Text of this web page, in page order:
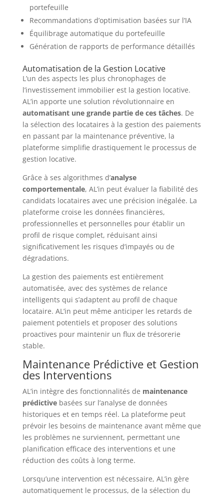
portefeuille
Recommandations d’optimisation basées sur l’IA
Équilibrage automatique du portefeuille
Génération de rapports de performance détaillés
Automatisation de la Gestion Locative
L’un des aspects les plus chronophages de
l’investissement immobilier est la gestion locative.
AL’in apporte une solution révolutionnaire en
automatisant une grande partie de ces tâches. De
la sélection des locataires à la gestion des paiements
en passant par la maintenance préventive, la
plateforme simplifie drastiquement le processus de
gestion locative.
Grâce à ses algorithmes d’analyse
comportementale, AL’in peut évaluer la fiabilité des
candidats locataires avec une précision inégalée. La
plateforme croise les données financières,
professionnelles et personnelles pour établir un
profil de risque complet, réduisant ainsi
significativement les risques d’impayés ou de
dégradations.
La gestion des paiements est entièrement
automatisée, avec des systèmes de relance
intelligents qui s’adaptent au profil de chaque
locataire. AL’in peut même anticiper les retards de
paiement potentiels et proposer des solutions
proactives pour maintenir un flux de trésorerie
stable.
Maintenance Prédictive et Gestion
des Interventions
AL’in intègre des fonctionnalités de maintenance
prédictivebasées sur l’analyse de données
historiques et en temps réel. La plateforme peut
prévoir les besoins de maintenance avant même que
les problèmes ne surviennent, permettant une
planification efficace des interventions et une
réduction des coûts à long terme.
Lorsqu’une intervention est nécessaire, AL’in gère
automatiquement le processus, de la sélection du